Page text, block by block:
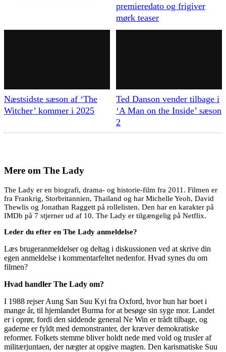
premieredato og frigiver
mørk teaser
Næstsidste sæson af ‘The
Witcher’ kommer i 2025
Ted Danson vender tilbage i
‘A Man on the Inside’ sæson
2
Mere om The Lady
The Lady er en biografi, drama- og historie-film fra 2011. Filmen er
fra Frankrig, Storbritannien, Thailand og har Michelle Yeoh, David
Thewlis og Jonathan Raggett på rollelisten. Den har en karakter på
IMDb på 7 stjerner ud af 10. The Lady er tilgængelig på Netflix.
Leder du efter en The Lady anmeldelse?
Læs brugeranmeldelser og deltag i diskussionen ved at skrive din
egen anmeldelse i kommentarfeltet nedenfor. Hvad synes du om
filmen?
Hvad handler The Lady om?
I 1988 rejser Aung San Suu Kyi fra Oxford, hvor hun har boet i
mange år, til hjemlandet Burma for at besøge sin syge mor. Landet
er i oprør, fordi den siddende general Ne Win er trådt tilbage, og
gaderne er fyldt med demonstranter, der kræver demokratiske
reformer. Folkets stemme bliver holdt nede med vold og trusler af
militærjuntaen, der nægter at opgive magten. Den karismatiske Suu